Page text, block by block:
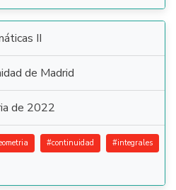
II
de Madrid
de 2022
#continuidad #integrales